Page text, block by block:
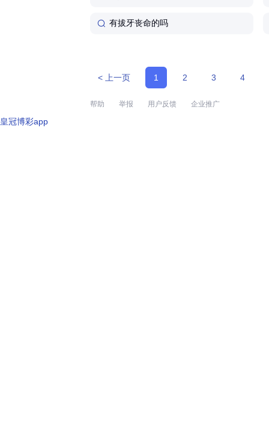
有拔牙丧命的吗
< 上一页 1 2 3 4
帮助 举报 用户反馈 企业推广
皇冠博彩app